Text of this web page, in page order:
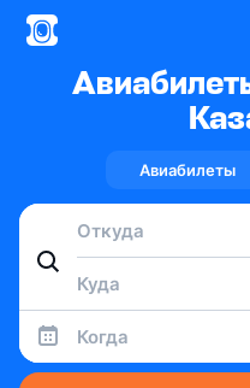
Авиабилеты
Когда